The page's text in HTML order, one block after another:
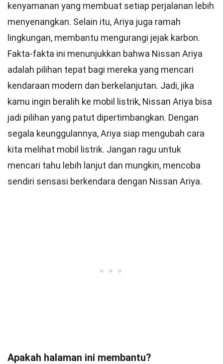
kenyamanan yang membuat setiap perjalanan lebih
menyenangkan. Selain itu, Ariya juga ramah
lingkungan, membantu mengurangi jejak karbon.
Fakta-fakta ini menunjukkan bahwa Nissan Ariya
adalah pilihan tepat bagi mereka yang mencari
kendaraan modern dan berkelanjutan. Jadi, jika
kamu ingin beralih ke mobil listrik, Nissan Ariya bisa
jadi pilihan yang patut dipertimbangkan. Dengan
segala keunggulannya, Ariya siap mengubah cara
kita melihat mobil listrik. Jangan ragu untuk
mencari tahu lebih lanjut dan mungkin, mencoba
sendiri sensasi berkendara dengan Nissan Ariya.
Apakah halaman ini membantu?